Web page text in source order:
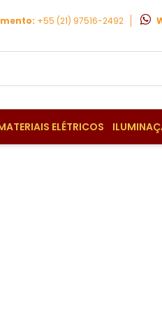
+55 (21) 97516-2492
ELÉTRICOS